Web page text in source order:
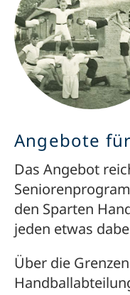
Angebote
Das Angebot
den Sparten
jeden etwas
Über die